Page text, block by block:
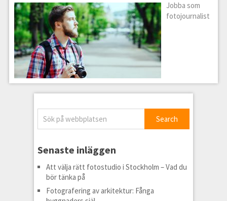
Jobba som
fotojournalist
Senaste inläggen
Att välja rätt fotostudio i Stockholm – Vad du
bör tänka på
Fotografering av arkitektur: Fånga